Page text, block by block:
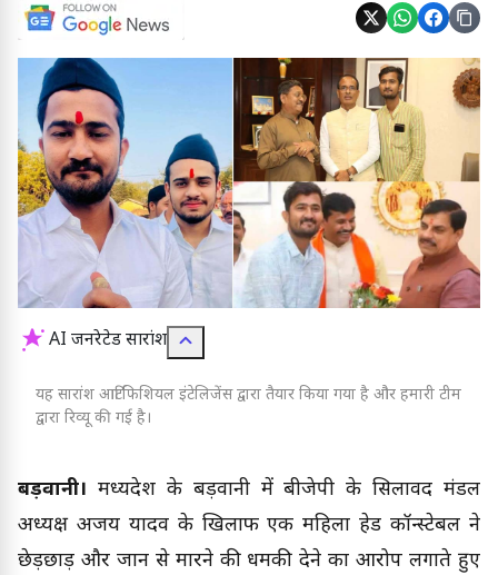
AI जनरेटेड सारांश
यह सारांश आर्टिफिशियल इंटेलिजेंस द्वारा तैयार किया गया है और हमारी टीम
द्वारा रिव्यू की गई है।
बड़वानी। मध्यप्रदेश के बड़वानी में बीजेपी के सिलावद मंडल
अध्यक्ष अजय यादव के खिलाफ एक महिला हेड कॉन्स्टेबल ने
छेड़छाड़ और जान से मारने की धमकी देने का आरोप लगाते हुए